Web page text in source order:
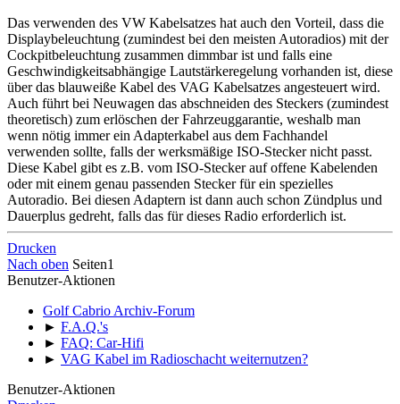
Das verwenden des VW Kabelsatzes hat auch den Vorteil, dass die
Displaybeleuchtung (zumindest bei den meisten Autoradios) mit der
Cockpitbeleuchtung zusammen dimmbar ist und falls eine
Geschwindigkeitsabhängige Lautstärkeregelung vorhanden ist, diese
über das blauweiße Kabel des VAG Kabelsatzes angesteuert wird.
Auch führt bei Neuwagen das abschneiden des Steckers (zumindest
theoretisch) zum erlöschen der Fahrzeuggarantie, weshalb man
wenn nötig immer ein Adapterkabel aus dem Fachhandel
verwenden sollte, falls der werksmäßige ISO-Stecker nicht passt.
Diese Kabel gibt es z.B. vom ISO-Stecker auf offene Kabelenden
oder mit einem genau passenden Stecker für ein spezielles
Autoradio. Bei diesen Adaptern ist dann auch schon Zündplus und
Dauerplus gedreht, falls das für dieses Radio erforderlich ist.
Drucken
Nach oben Seiten1
Benutzer-Aktionen
Golf Cabrio Archiv-Forum
► F.A.Q.'s
► FAQ: Car-Hifi
► VAG Kabel im Radioschacht weiternutzen?
Benutzer-Aktionen